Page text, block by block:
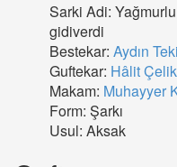
Sarki Adi:
gidiverdi
Bestekar: Aydın
Guftekar: Hâlit
Makam: Muhayyer
Form: Şarkı
Usul: Aksak